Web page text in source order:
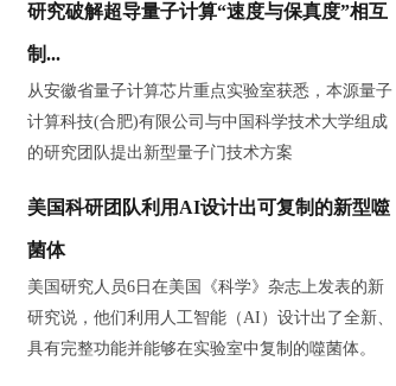
研究破解超导量子计算“速度与保真度”相互
制...
从安徽省量子计算芯片重点实验室获悉，本源量子
计算科技(合肥)有限公司与中国科学技术大学组成
的研究团队提出新型量子门技术方案
美国科研团队利用AI设计出可复制的新型噬
菌体
美国研究人员6日在美国《科学》杂志上发表的新
研究说，他们利用人工智能（AI）设计出了全新、
具有完整功能并能够在实验室中复制的噬菌体。